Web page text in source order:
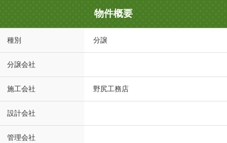
物件概要
種別 分譲
分譲会社
施工会社 野尻工務店
設計会社
管理会社